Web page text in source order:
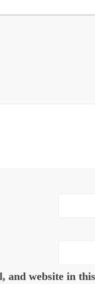
and website in